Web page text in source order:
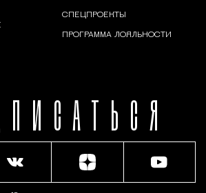
СПЕЦПРОЕКТЫ
ПРОГРАММА ЛОЯЛЬНОСТИ